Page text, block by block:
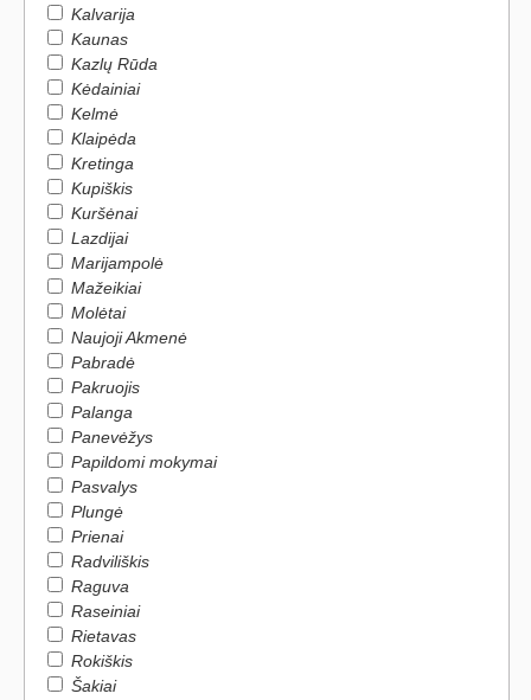
Kalvarija
Kaunas
Kazlų Rūda
Kėdainiai
Kelmė
Klaipėda
Kretinga
Kupiškis
Kuršėnai
Lazdijai
Marijampolė
Mažeikiai
Molėtai
Naujoji Akmenė
Pabradė
Pakruojis
Palanga
Panevėžys
Papildomi mokymai
Pasvalys
Plungė
Prienai
Radviliškis
Raguva
Raseiniai
Rietavas
Rokiškis
Šakiai